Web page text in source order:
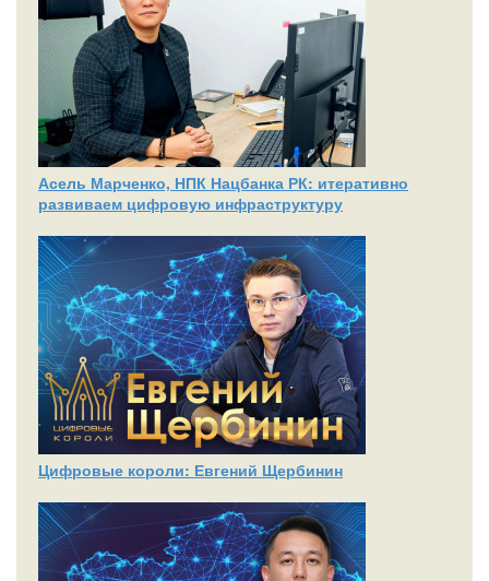
Асель Марченко, НПК Нацбанка РК: итеративно
развиваем цифровую инфраструктуру
Цифровые короли: Евгений Щербинин